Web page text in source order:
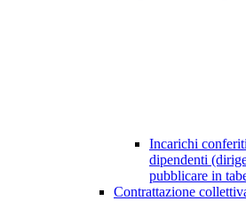
Incarichi
dipendenti
pubblicare in
Contrattazione